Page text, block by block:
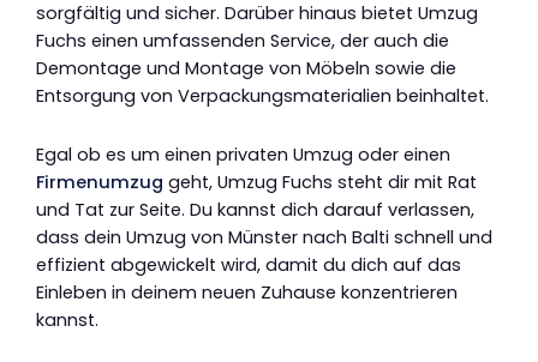
sorgfältig und sicher. Darüber hinaus bietet Umzug
Fuchs einen umfassenden Service, der auch die
Demontage und Montage von Möbeln sowie die
Entsorgung von Verpackungsmaterialien beinhaltet.
Egal ob es um einen privaten Umzug oder einen
Firmenumzug geht, Umzug Fuchs steht dir mit Rat
und Tat zur Seite. Du kannst dich darauf verlassen,
dass dein Umzug von Münster nach Balti schnell und
effizient abgewickelt wird, damit du dich auf das
Einleben in deinem neuen Zuhause konzentrieren
kannst.